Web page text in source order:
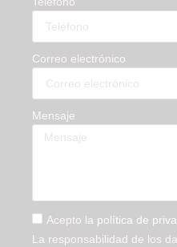
Correo electrónico
Mensaje
Acepto la política de
La responsabilidad de los